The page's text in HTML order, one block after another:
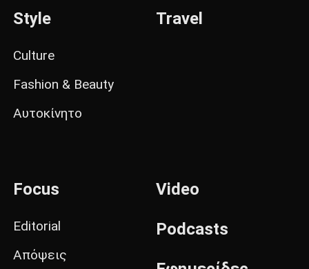
Style
Culture
Fashion & Beauty
Αυτοκίνητο
Travel
Focus
Editorial
Απόψεις
Video
Podcasts